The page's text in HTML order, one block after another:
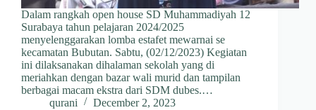
Dalam rangkah open house SD Muhammadiyah 12
Surabaya tahun pelajaran 2024/2025
menyelenggarakan lomba estafet mewarnai se
kecamatan Bubutan. Sabtu, (02/12/2023) Kegiatan
ini dilaksanakan dihalaman sekolah yang di
meriahkan dengan bazar wali murid dan tampilan
berbagai macam ekstra dari SDM dubes.…
qurani
December 2, 2023